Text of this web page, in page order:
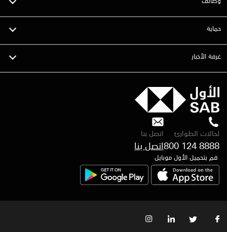
حماية
غرفة الأخبار
لحالات الطوارئ
800 124 8888
اتصل بنا
قم بتحميل الأول موبايل